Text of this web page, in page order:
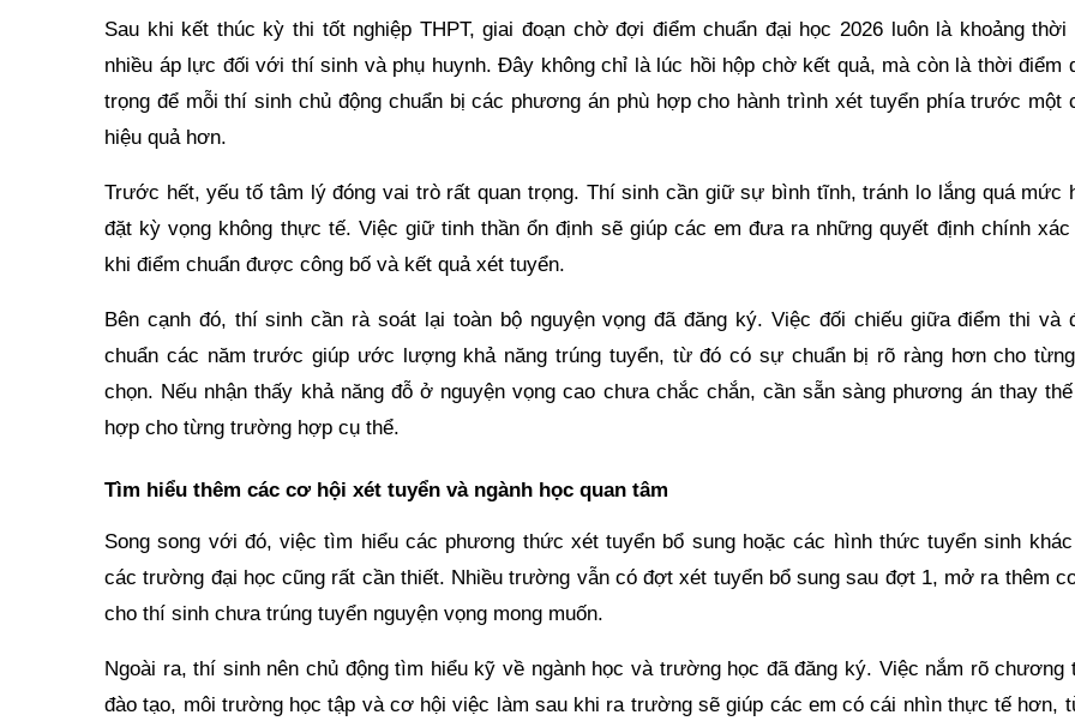
Sau khi kết thúc kỳ thi tốt nghiệp THPT, giai đoạn chờ đợi điểm chuẩn đại học 2026 luôn là khoảng thời
nhiều áp lực đối với thí sinh và phụ huynh. Đây không chỉ là lúc hồi hộp chờ kết quả, mà còn là thời điểm
trọng để mỗi thí sinh chủ động chuẩn bị các phương án phù hợp cho hành trình xét tuyển phía trước một
hiệu quả hơn.
Trước hết, yếu tố tâm lý đóng vai trò rất quan trọng. Thí sinh cần giữ sự bình tĩnh, tránh lo lắng quá mức
đặt kỳ vọng không thực tế. Việc giữ tinh thần ổn định sẽ giúp các em đưa ra những quyết định chính
khi điểm chuẩn được công bố và kết quả xét tuyển.
Bên cạnh đó, thí sinh cần rà soát lại toàn bộ nguyện vọng đã đăng ký. Việc đối chiếu giữa điểm thi và
chuẩn các năm trước giúp ước lượng khả năng trúng tuyển, từ đó có sự chuẩn bị rõ ràng hơn cho
chọn. Nếu nhận thấy khả năng đỗ ở nguyện vọng cao chưa chắc chắn, cần sẵn sàng phương án thay
hợp cho từng trường hợp cụ thể.
Tìm hiểu thêm các cơ hội xét tuyển và ngành học quan tâm
Song song với đó, việc tìm hiểu các phương thức xét tuyển bổ sung hoặc các hình thức tuyển sinh
các trường đại học cũng rất cần thiết. Nhiều trường vẫn có đợt xét tuyển bổ sung sau đợt 1, mở ra thêm
cho thí sinh chưa trúng tuyển nguyện vọng mong muốn.
Ngoài ra, thí sinh nên chủ động tìm hiểu kỹ về ngành học và trường học đã đăng ký. Việc nắm rõ chương
đào tạo, môi trường học tập và cơ hội việc làm sau khi ra trường sẽ giúp các em có cái nhìn thực tế hơn,